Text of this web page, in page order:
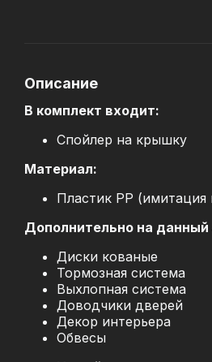
Описание
В комплект входит:
Спойлер на крышку
Материал:
Пластик PP (имитация
Дополнительно на
Диски кованые
Тормозная система
Выхлопная система
Доводчики дверей
Декор интерьера
Обвесы